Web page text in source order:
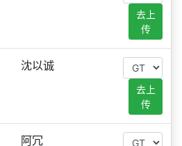
去上
传
沈以诚
去上
传
阿冗